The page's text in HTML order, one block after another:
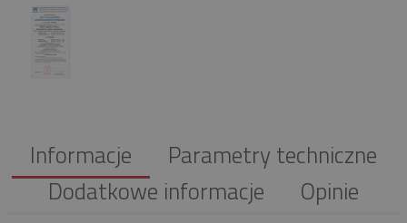
Informacje
Parametry techniczne
Dodatkowe informacje
Opinie